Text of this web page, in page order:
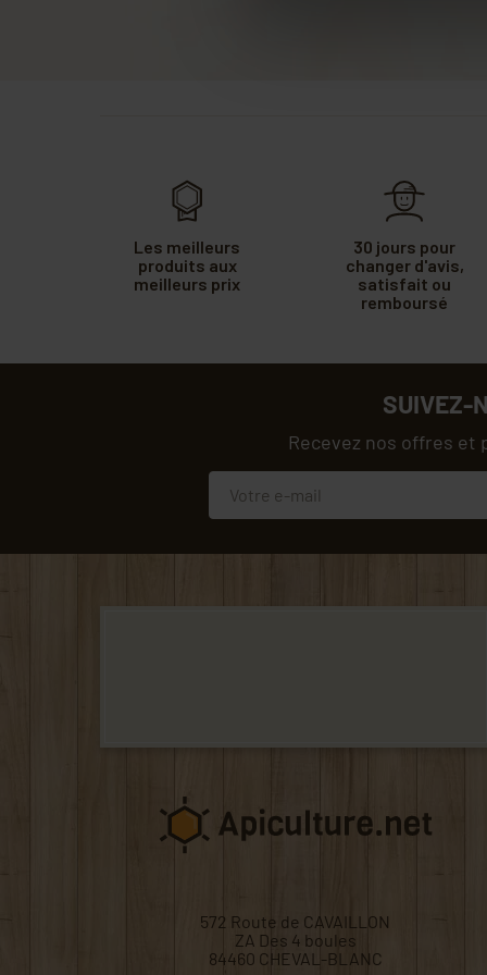
Les meilleurs
produits aux
meilleurs prix
30 jours pour
changer d'avis,
satisfait ou
remboursé
SUIVEZ-
Recevez nos offres et
572 Route de CAVAILLON
ZA Des 4 boules
84460 CHEVAL-BLANC